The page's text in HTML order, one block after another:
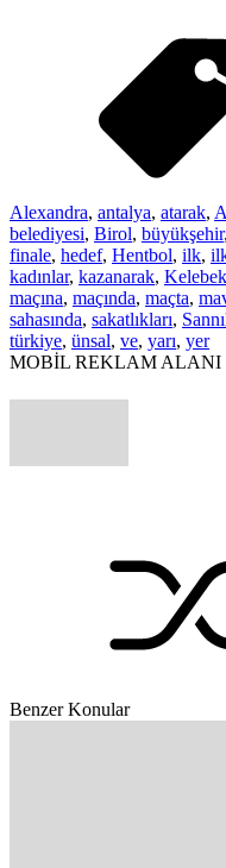
Alexandra, antalya, atarak,
belediyesi, Birol, büyükşehir,
finale, hedef, Hentbol, ilk,
kadınlar, kazanarak,
maçına, maçında, maçta,
sahasında, sakatlıkları,
türkiye, ünsal, ve, yarı, yer
MOBİL REKLAM ALANI
Benzer Konular